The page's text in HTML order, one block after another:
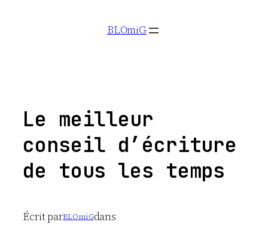
BLOmiG
Le meilleur
conseil d’écriture
de tous les temps
Écrit parBLOmiGdans